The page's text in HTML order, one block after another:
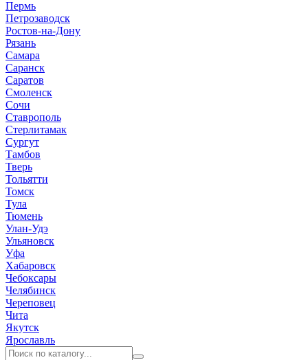
Пермь
Петрозаводск
Ростов-на-Дону
Рязань
Самара
Саранск
Саратов
Смоленск
Сочи
Ставрополь
Стерлитамак
Сургут
Тамбов
Тверь
Тольятти
Томск
Тула
Тюмень
Улан-Удэ
Ульяновск
Уфа
Хабаровск
Чебоксары
Челябинск
Череповец
Чита
Якутск
Ярославль